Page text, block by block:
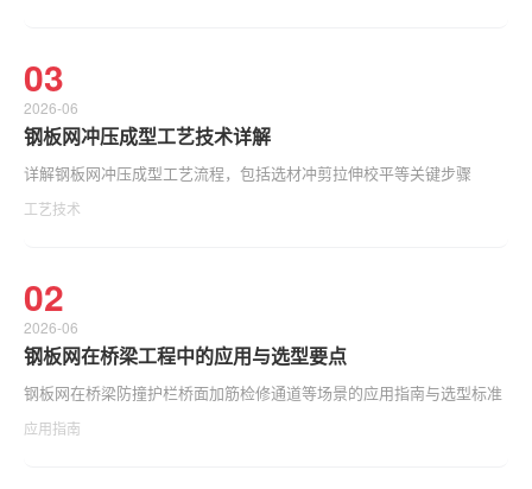
03
2026-06
钢板网冲压成型工艺技术详解
详解钢板网冲压成型工艺流程，包括选材冲剪拉伸校平等关键步骤
工艺技术
02
2026-06
钢板网在桥梁工程中的应用与选型要点
钢板网在桥梁防撞护栏桥面加筋检修通道等场景的应用指南与选型标准
应用指南